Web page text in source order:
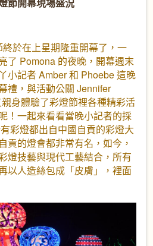
於在上星期隆重開幕了，一
了 Pomona 的夜晚，開幕週末
小記者 Amber 和 Phoebe 這晚
禮，與活動公關 Jennifer
身體驗了彩燈節裡各種精彩活
！一起來看看當晚小記者的採
彩燈都出自中國自貢的彩燈大
貢的燈會都非常有名，如今，
燈技藝與現代工藝結合，所有
以人造絲包成「皮膚」，裡面